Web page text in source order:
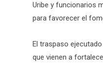
Uribe y funcionarios
para favorecer el
El traspaso
que vienen a